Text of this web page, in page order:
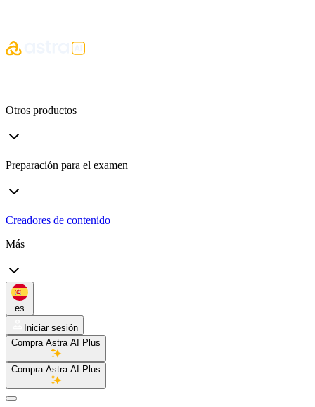
Otros productos
Preparación para el examen
Creadores de contenido
Más
es
Iniciar sesión
Compra Astra AI Plus
Compra Astra AI Plus